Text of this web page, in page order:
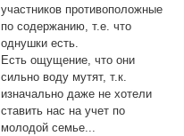
участников противоположные
по содержанию, т.е. что
однушки есть.
Есть ощущение, что они
сильно воду мутят, т.к.
изначально даже не хотели
ставить нас на учет по
молодой семье...